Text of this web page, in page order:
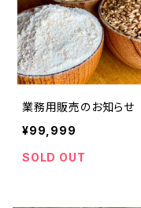
業務用販売のお知らせ
¥99,999
SOLD OUT